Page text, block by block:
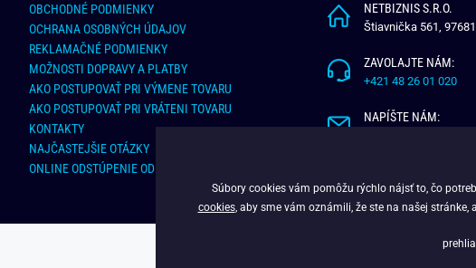
OBCHODNÉ PODMIENKY
OCHRANA OSOBNÝCH ÚDAJOV
REKLAMAČNÉ PODMIENKY
MOŽNOSTI DOPRAVY A PLATBY
AKO POSTUPOVAŤ PRI VÝMENE TOVARU
AKO POSTUPOVAŤ PRI VRÁTENI TOVARU
KONTAKTY
NAJČASTEJŠIE OTÁZKY
ONLINE ODSTÚPENIE OD ZMLUVY
NETBIZNIS S.R.O.
Štiavnička 561,
ZAVOLAJTE NÁM:
+421 48 26 01 020
NAPÍŠTE NÁM:
Copyright ©
Súbory cookies vám pomôžu rýchlo nájsť to, čo
cookies, aby sme vám oznámili, že ste na našej